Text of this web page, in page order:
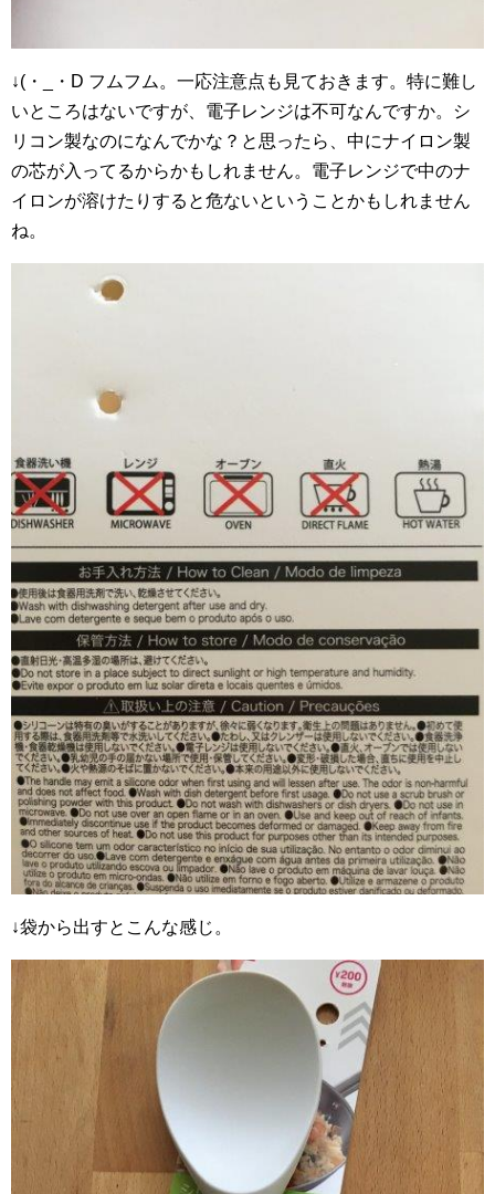
↓(・_・D フムフム。一応注意点も見ておきます。特に難し
いところはないですが、電子レンジは不可なんですか。シ
リコン製なのになんでかな？と思ったら、中にナイロン製
の芯が入ってるからかもしれません。電子レンジで中のナ
イロンが溶けたりすると危ないということかもしれません
ね。
↓袋から出すとこんな感じ。